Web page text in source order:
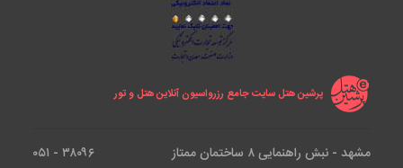
پرشین هتل سایت جامع رزرواسیون آنلاین هتل و تور
مشهد - نبش راهنمایی ۸ ساختمان ممتاز
۳۸۰۹۶ - ۰۵۱